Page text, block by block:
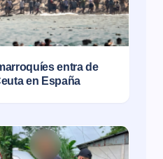
entra de
en España